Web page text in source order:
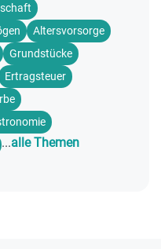
Altersvorsorge
Grundstücke
Ertragsteuer
...alle Themen